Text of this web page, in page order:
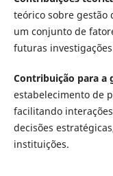
teórico sobre gestão
um conjunto de
futuras
Contribuição para a
estabelecimento de
facilitando
decisões
instituições.